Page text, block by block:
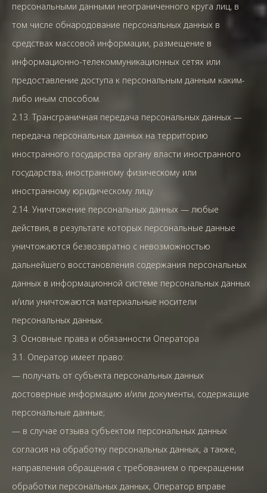
персональными данными неограниченного круга лиц, в
том числе обнародование персональных данных в
средствах массовой информации, размещение в
информационно-телекоммуникационных сетях или
предоставление доступа к персональным данным каким-
либо иным способом.
2.13. Трансграничная передача персональных данных —
передача персональных данных на территорию
иностранного государства органу власти иностранного
государства, иностранному физическому или
иностранному юридическому лицу.
2.14. Уничтожение персональных данных — любые
действия, в результате которых персональные данные
уничтожаются безвозвратно с невозможностью
дальнейшего восстановления содержания персональных
данных в информационной системе персональных данных
и/или уничтожаются материальные носители
персональных данных.
3. Основные права и обязанности Оператора
3.1. Оператор имеет право:
— получать от субъекта персональных данных
достоверные информацию и/или документы, содержащие
персональные данные;
— в случае отзыва субъектом персональных данных
согласия на обработку персональных данных, а также,
направления обращения с требованием о прекращении
обработки персональных данных, Оператор вправе